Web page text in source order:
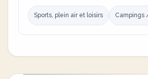
Sports, plein air et loisirs Campings